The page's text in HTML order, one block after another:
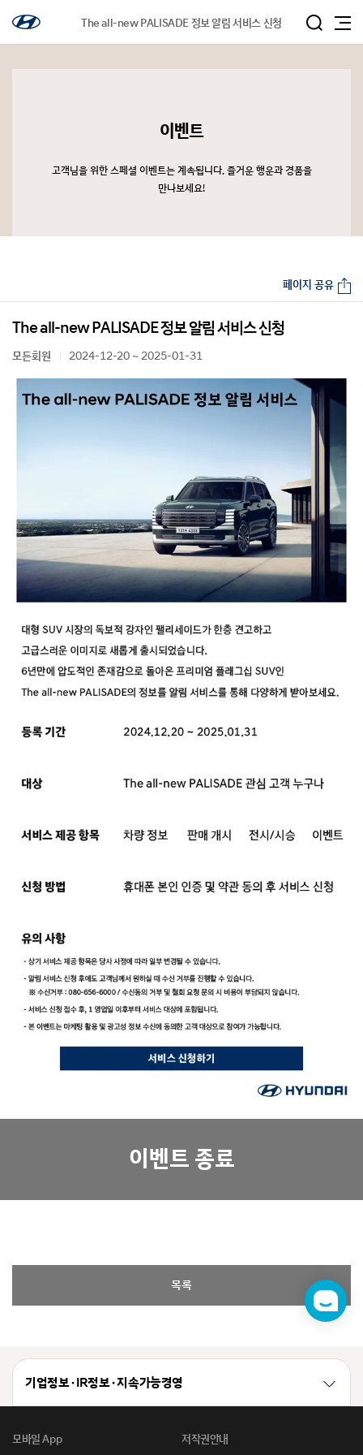
The all-new PALISADE 정보 알림 서비스 신청
이벤트
고객님을 위한 스페셜 이벤트는 계속됩니다. 즐거운 행운과 경품을
만나보세요!
The all-new PALISADE 정보 알림 서비스 신청
모든회원 2024-12-20 ~ 2025-01-31
페이지 공유
이벤트 종료
목록
챗
봇
기업정보 · IR정보 · 지속가능경영
모바일 App 저작권안내